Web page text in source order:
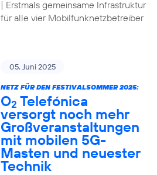
| Erstmals gemeinsame Infrastruktur
für alle vier Mobilfunknetzbetreiber
05. Juni 2025
NETZ FÜR DEN FESTIVALSOMMER 2025:
O2 Telefónica
versorgt noch mehr
Großveranstaltungen
mit mobilen 5G-
Masten und neuester
Technik